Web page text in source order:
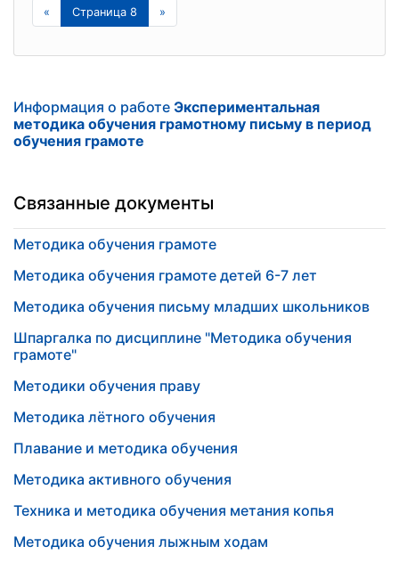
« Страница 8 »
Информация о работе Экспериментальная
методика обучения грамотному письму в период
обучения грамоте
Связанные документы
Методика обучения грамоте
Методика обучения грамоте детей 6-7 лет
Методика обучения письму младших школьников
Шпаргалка по дисциплине "Методика обучения
грамоте"
Методики обучения праву
Методика лётного обучения
Плавание и методика обучения
Методика активного обучения
Техника и методика обучения метания копья
Методика обучения лыжным ходам